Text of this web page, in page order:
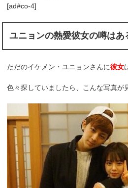
[ad#co-4]
ユニョンの熱愛彼女の噂はあ
ただのイケメン・ユニョンさんに彼女
色々探していましたら、こんな写真が